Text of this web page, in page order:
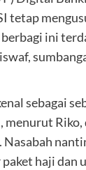
tetap
ini
sebagai
menurut
haji dan